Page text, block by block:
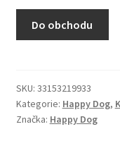
N&D Farmina pro
Pamlsky pro kočky
Purizon pro kočky
Do obchodu
SKU: 33153219933
Kategorie: Happy Dog,
Značka: Happy Dog